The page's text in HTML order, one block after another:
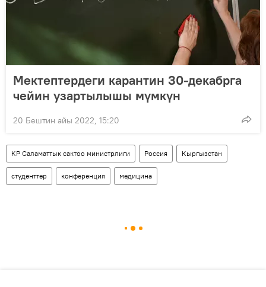
Мектептердеги карантин 30-декабрга
чейин узартылышы мүмкүн
20 Бештин айы 2022, 15:20
КР Саламаттык сактоо министрлиги Россия Кыргызстан
студенттер конференция медицина